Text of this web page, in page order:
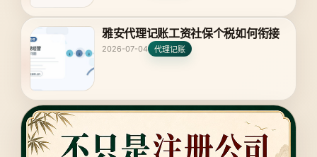
雅安代理记账工资社保个税如何衔接
2026-07-04 代理记账